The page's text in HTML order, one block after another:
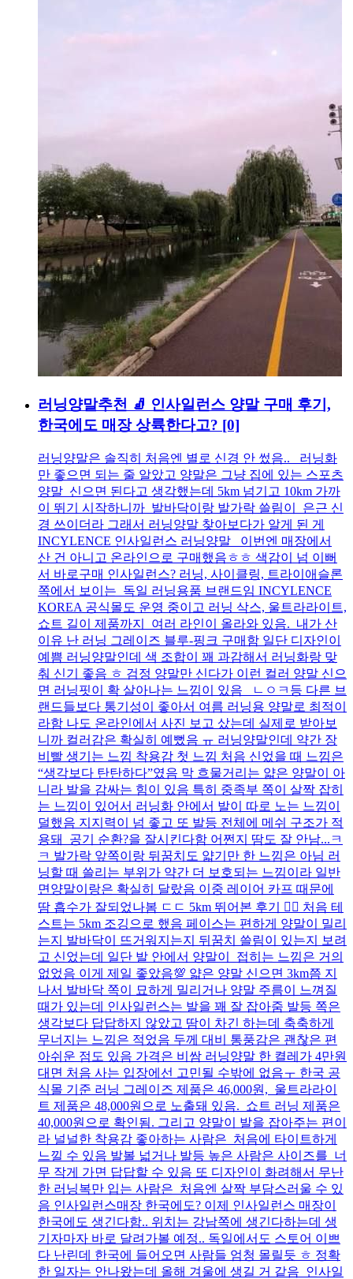
러닝양말추천 🧦 인사일런스 양말 구매 후기,
한국에도 매장 상륙한다고? [0]
러닝양말은 솔직히 처음엔 별로 신경 안 썼음.. 러닝화
만 좋으면 되는 줄 알았고 양말은 그냥 집에 있는 스포츠
양말 신으면 된다고 생각했는데 5km 넘기고 10km 가까
이 뛰기 시작하니까 발바닥이랑 발가락 쓸림이 은근 신
경 쓰이더라 그래서 러닝양말 찾아보다가 알게 된 게
INCYLENCE 인사일런스 러닝양말 이번엔 매장에서
산 건 아니고 온라인으로 구매했음ㅎㅎ 색감이 넘 이뻐
서 바로구매 인사일런스? 러닝, 사이클링, 트라이애슬론
쪽에서 보이는 독일 러닝용품 브랜드임 INCYLENCE
KOREA 공식몰도 운영 중이고 러닝 삭스, 울트라라이트,
쇼트 길이 제품까지 여러 라인이 올라와 있음. 내가 산
이유 난 러닝 그레이즈 블루-핑크 구매함 일단 디자인이
예쁨 러닝양말인데 색 조합이 꽤 과감해서 러닝화랑 맞
춰 신기 좋음 ㅎ 검정 양말만 신다가 이런 컬러 양말 신으
면 러닝핏이 확 살아나는 느낌이 있음 ㄴㅇㅋ등 다른 브
랜드들보다 통기성이 좋아서 여름 러닝용 양말로 최적이
라함 나도 온라인에서 사진 보고 샀는데 실제로 받아보
니까 컬러감은 확실히 예뻤음 ㅠ 러닝양말인데 약간 장
비빨 생기는 느낌 착용감 첫 느낌 처음 신었을 때 느낌은
“생각보다 탄탄하다”였음 막 흐물거리는 얇은 양말이 아
니라 발을 감싸는 힘이 있음 특히 중족부 쪽이 살짝 잡히
는 느낌이 있어서 러닝화 안에서 발이 따로 노는 느낌이
덜했음 지지력이 넘 좋고 또 발등 전체에 메쉬 구조가 적
용돼 공기 순환?을 잘시킨다함 어쩐지 땀도 잘 안남...ㅋ
ㅋ 발가락 앞쪽이랑 뒤꿈치도 얇기만 한 느낌은 아님 러
닝할 때 쓸리는 부위가 약간 더 보호되는 느낌이라 일반
면양말이랑은 확실히 달랐음 이중 레이어 카프 때문에
땀 흡수가 잘되었나봄 ㄷㄷ 5km 뛰어본 후기 🏃‍♀️ 처음 테
스트는 5km 조깅으로 했음 페이스는 편하게 양말이 밀리
는지 발바닥이 뜨거워지는지 뒤꿈치 쓸림이 있는지 보려
고 신었는데 일단 발 안에서 양말이 접히는 느낌은 거의
없었음 이게 제일 좋았음💯 얇은 양말 신으면 3km쯤 지
나서 발바닥 쪽이 묘하게 밀리거나 양말 주름이 느껴질
때가 있는데 인사일런스는 발을 꽤 잘 잡아줌 발등 쪽은
생각보다 답답하지 않았고 땀이 차긴 하는데 축축하게
무너지는 느낌은 적었음 두께 대비 통풍감은 괜찮은 편
아쉬운 점도 있음 가격은 비쌈 러닝양말 한 켤레가 4만원
대면 처음 사는 입장에선 고민될 수밖에 없음ㅜ 한국 공
식몰 기준 러닝 그레이즈 제품은 46,000원, 울트라라이
트 제품은 48,000원으로 노출돼 있음. 쇼트 러닝 제품은
40,000원으로 확인됨. 그리고 양말이 발을 잡아주는 편이
라 널널한 착용감 좋아하는 사람은 처음에 타이트하게
느낄 수 있음 발볼 넓거나 발등 높은 사람은 사이즈를 너
무 작게 가면 답답할 수 있음 또 디자인이 화려해서 무난
한 러닝복만 입는 사람은 처음엔 살짝 부담스러울 수 있
음 인사일런스매장 한국에도? 이제 인사일런스 매장이
한국에도 생긴다함.. 위치는 강남쪽에 생긴다하는데 생
기자마자 바로 달려가볼 예정.. 독일에서도 스토어 이쁘
다 난린데 한국에 들어오면 사람들 엄청 몰릴듯 ㅎ 정확
한 일자는 안나왔는데 올해 겨울에 생길 거 같음 인사일